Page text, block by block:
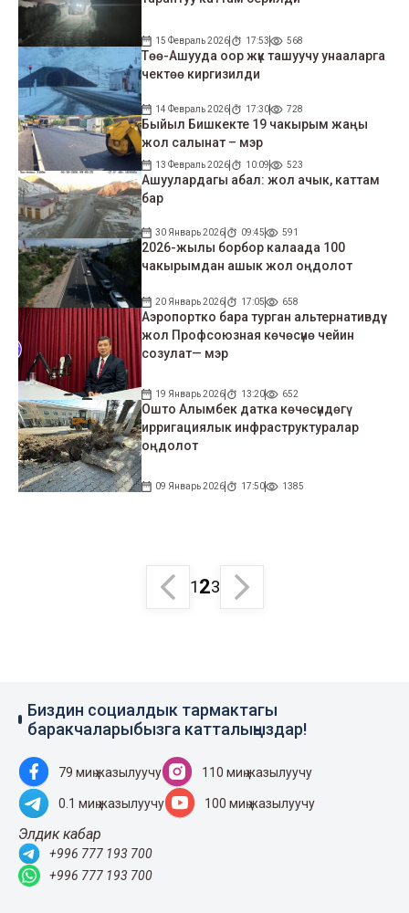
15 Февраль 2026 17:53 568
Төө-Ашууда оор жүк ташуучу унааларга
чектөө киргизилди
14 Февраль 2026 17:30 728
Быйыл Бишкекте 19 чакырым жаңы
жол салынат – мэр
13 Февраль 2026 10:09 523
Ашуулардагы абал: жол ачык, каттам
бар
30 Январь 2026 09:45 591
2026-жылы борбор калаада 100
чакырымдан ашык жол оңдолот
20 Январь 2026 17:05 658
Аэропортко бара турган альтернативдүү
жол Профсоюзная көчөсүнө чейин
созулат— мэр
19 Январь 2026 13:20 652
Ошто Алымбек датка көчөсүндөгү
ирригациялык инфраструктуралар
оңдолот
09 Январь 2026 17:50 1385
123
Биздин социалдык тармактагы
баракчаларыбызга катталыңыздар!
79 миң жазылуучу 110 миң жазылуучу
0.1 миң жазылуучу 100 миң жазылуучу
Элдик кабар
+996 777 193 700
+996 777 193 700